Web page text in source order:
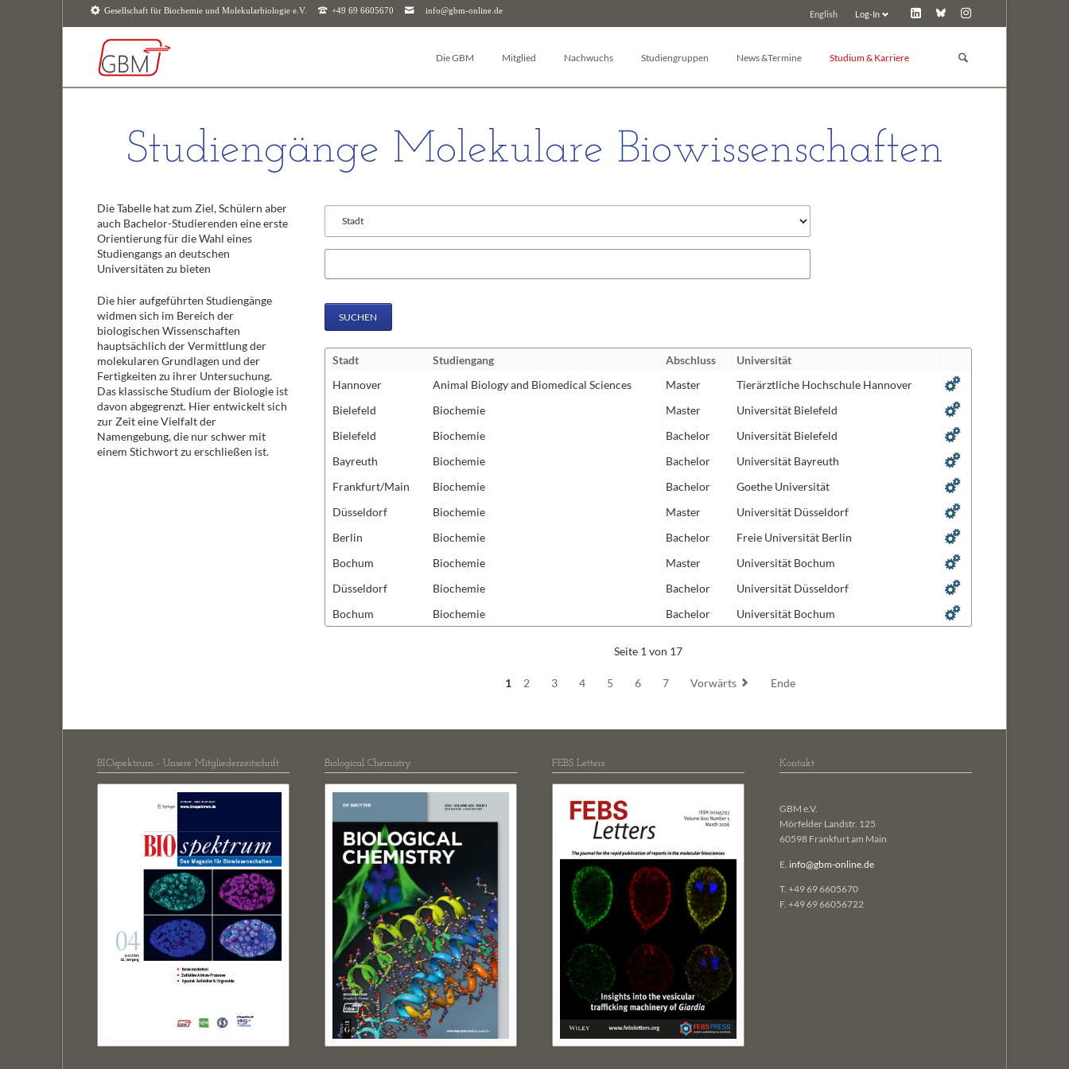
Gesellschaft für Biochemie und Molekularbiologie e.V. +49 69 6605670 info@gbm-online.de Log-In
English
überspringen
Die GBM
Studiengruppen
GBM Young Investigators
Kontaktpersonen
Mitglied
Mitgliederjournal
Nachwuchs
Young Investigators
Studiengruppen
Pharmakologie und Toxikologie
Biophysikalische Chemie
Glykobiologie
Molekulare Immunologie
Rezeptoren und Signaltransduktion
RNA-Biochemie
Strukturbiologie
Synthetische Biologie
Zelluläre Organellen
News &Termine
Pressemitteilungen
Studium & Karriere
Post-Docs & Jungwissenschaftler
SUCHEN
Studiengänge Molekulare Biowissenschaften
Die Tabelle hat zum Ziel, Schülern aber
auch Bachelor-Studierenden eine erste
Orientierung für die Wahl eines
Studiengangs an deutschen
Universitäten zu bieten
Die hier aufgeführten Studiengänge
widmen sich im Bereich der
biologischen Wissenschaften
hauptsächlich der Vermittlung der
molekularen Grundlagen und der
Fertigkeiten zu ihrer Untersuchung.
Das klassische Studium der Biologie ist
davon abgegrenzt. Hier entwickelt sich
zur Zeit eine Vielfalt der
Namengebung, die nur schwer mit
einem Stichwort zu erschließen ist.
Felder
SUCHEN
Stadt Studiengang Abschluss
Universität
Hannover
Animal Biology and Biomedical Sciences Master
Tierärztliche Hochschule Hannover
Bielefeld
Biochemie Master
Universität Bielefeld
Bielefeld
Biochemie Bachelor
Universität Bielefeld
Bayreuth
Biochemie Bachelor
Universität Bayreuth
Frankfurt/Main
Biochemie Bachelor
Goethe Universität
Düsseldorf
Biochemie Master
Universität Düsseldorf
Berlin
Biochemie Bachelor
Freie Universität Berlin
Bochum
Biochemie Master
Universität Bochum
Düsseldorf
Biochemie Bachelor
Universität Düsseldorf
Bochum
Biochemie Bachelor Universität Bochum
Seite 1 von 17
1 2 3 4 5 6 7 Vorwärts Ende
BIOspektrum - Unsere Mitgliederzeitschrift Biological Chemistry FEBS Letters Kontakt
GBM e.V.
Mörfelder Landstr. 125
60598 Frankfurt am Main
E. info@gbm-online.de
T. +49 69 6605670
F. +49 69 66056722